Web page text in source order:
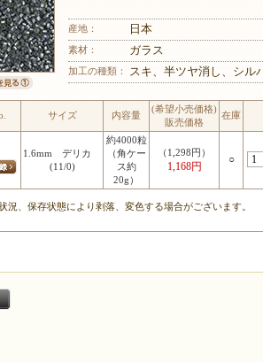
産地： 日本
素材： ガラス
加工の種類： スキ、半ツヤ消し、シル
サイズ 内容量
(希望小売価格)
販売価格
在庫
1.6mm デリカ
(11/0)
約4000粒
（角ケー
ス約
20g）
（1,298円）
1,168円
○
況、保存状態により剥落、変色する場合がございます。